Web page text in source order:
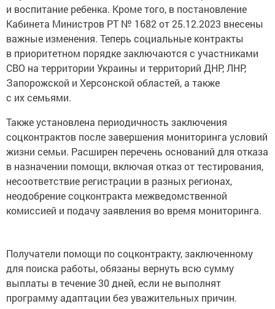
и воспитание ребенка. Кроме того, в постановление
Кабинета Министров РТ № 1682 от 25.12.2023 внесены
важные изменения. Теперь социальные контракты
в приоритетном порядке заключаются с участниками
СВО на территории Украины и территорий ДНР, ЛНР,
Запорожской и Херсонской областей, а также
с их семьями.
Также установлена периодичность заключения
соцконтрактов после завершения мониторинга условий
жизни семьи. Расширен перечень оснований для отказа
в назначении помощи, включая отказ от тестирования,
несоответствие регистрации в разных регионах,
неодобрение соцконтракта межведомственной
комиссией и подачу заявления во время мониторинга.
Получатели помощи по соцконтракту, заключенному
для поиска работы, обязаны вернуть всю сумму
выплаты в течение 30 дней, если не выполнят
программу адаптации без уважительных причин.